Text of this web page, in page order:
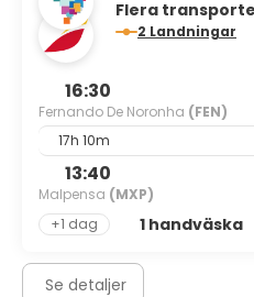
Flera
2 Landningar
16:30
Fernando De Noronha (FEN)
17h 10m
13:40
Malpensa (MXP)
+1 dag
1 handväska
Se detaljer